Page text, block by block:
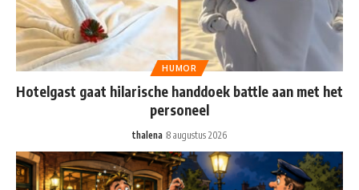
HUMOR
Hotelgast gaat hilarische handdoek battle aan met het
personeel
thalena 8 augustus 2026